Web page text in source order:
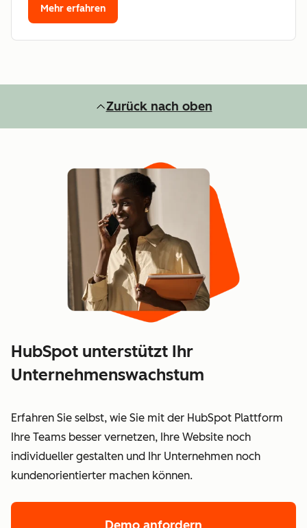
Mehr erfahren
Zurück nach oben
HubSpot unterstützt Ihr
Unternehmenswachstum
Erfahren Sie selbst, wie Sie mit der HubSpot Plattform
Ihre Teams besser vernetzen, Ihre Website noch
individueller gestalten und Ihr Unternehmen noch
kundenorientierter machen können.